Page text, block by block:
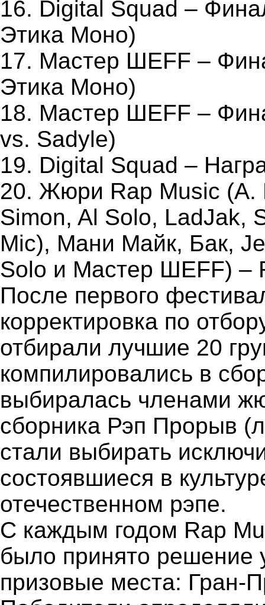
16. Digital Squad –
Этика Моно)
17. Мастер ШЕFF –
Этика Моно)
18. Мастер ШЕFF –
vs. Sadyle)
19. Digital Squad –
20. Жюри Rap Music
Simon, Al Solo, LadJak,
Mic), Мани Майк, Бак,
Solo и Мастер ШЕFF) –
После первого
корректировка по
отбирали лучшие 20
компилировались в
выбиралась членами
сборника Рэп Прорыв
стали выбирать
состоявшиеся в
отечественном рэпе.
С каждым годом Rap
было принято решение
призовые места: Гран-